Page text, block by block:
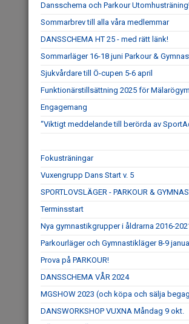
Dansschema och Parkour
Sommarbrev till alla våra medlemmar
DANSSCHEMA HT 25 - med rätt länk!
Sommarläger 16-18 juni Parkour &
Sjukvårdare till Ö-cupen 5-6 april
Funktionärstillsättning 2025 för
Engagemang
“Viktigt meddelande till berörda av
Fokusträningar
Vuxengrupp Dans Start v. 5
SPORTLOVSLÄGER - PARKOUR &
Terminsstart
Nya gymnastikgrupper i åldrarna 2016-
Parkourläger och Gymnastikläger 8-9
Prova på PARKOUR!
DANSSCHEMA VÅR 2024
MGSHOW 2023 (och köpa och sälja
DANSWORKSHOP VUXNA Måndag 9 okt.